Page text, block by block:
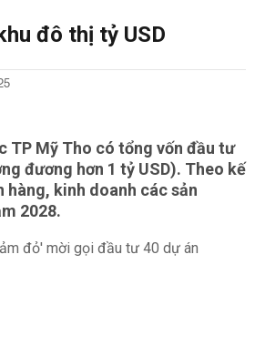
đô thị tỷ USD
TP Mỹ Tho có tổng vốn đầu tư
đương hơn 1 tỷ USD). Theo kế
hàng, kinh doanh các sản
2028.
đỏ' mời gọi đầu tư 40 dự án